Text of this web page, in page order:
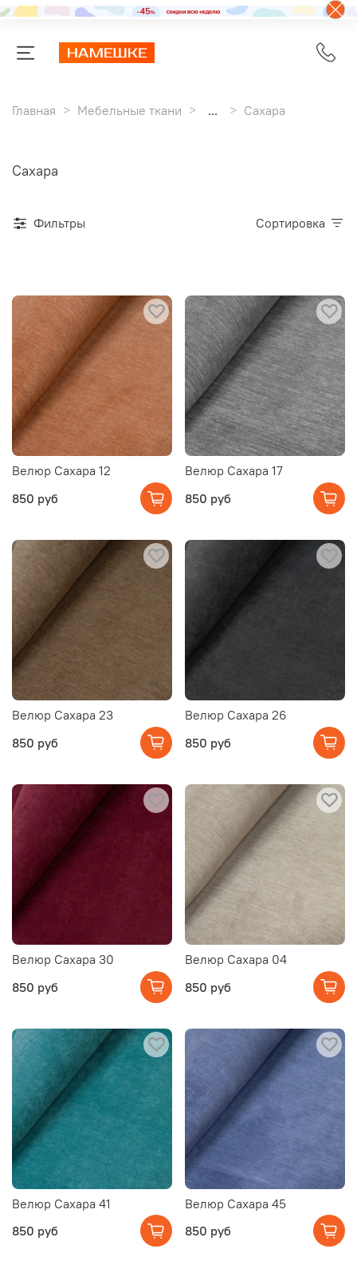
Главная Мебельные ткани ... Сахара
Сахара
Фильтры Сортировка
Велюр Сахара 12
850 руб
Велюр Сахара 17
850 руб
Велюр Сахара 23
850 руб
Велюр Сахара 26
850 руб
Велюр Сахара 30
850 руб
Велюр Сахара 04
850 руб
Велюр Сахара 41
850 руб
Велюр Сахара 45
850 руб